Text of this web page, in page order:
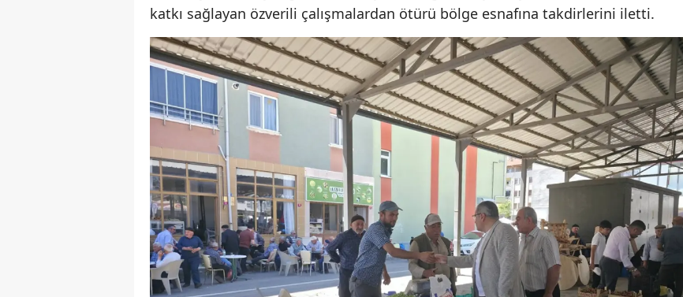
Şanlıurfa
Uşak
Van
Yozgat
Zonguldak
Aksaray
Bayburt
Karaman
Kırıkkale
katkı sağlayan özverili çalışmalardan ötürü bölge esnafına takdirlerini iletti.